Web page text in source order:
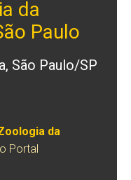
da
Paulo
São Paulo/SP
da
Portal